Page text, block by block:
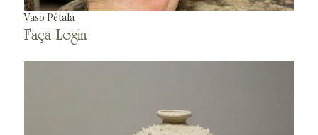
Vaso Pétala
Faça Login